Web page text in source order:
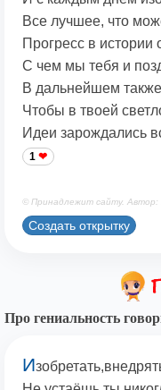
Все лучшее, что
Прогресс в истории
С чем мы тебя и
В дальнейшем
Чтобы в твоей
Идеи зарождались
1
© Принадлежит сайту. Автор:
Создать открытку
Про гениальность
И